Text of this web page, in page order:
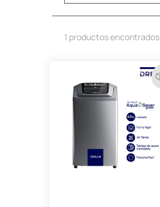
1 productos encontrados